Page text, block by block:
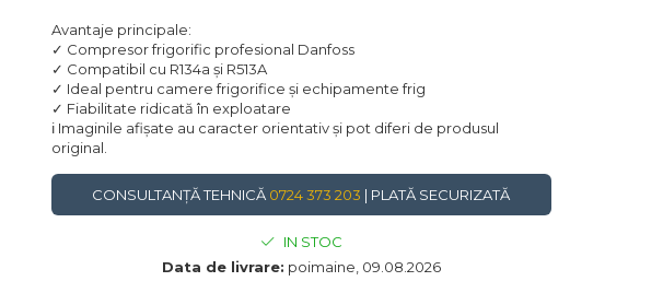
Avantaje principale:
✓ Compresor frigorific profesional Danfoss
✓ Compatibil cu R134a și R513A
✓ Ideal pentru camere frigorifice și echipamente frig
✓ Fiabilitate ridicată în exploatare
ℹ️ Imaginile afișate au caracter orientativ și pot diferi de produsul
original.
CONSULTANȚĂ TEHNICĂ 0724 373 203 | PLATĂ SECURIZATĂ
IN STOC
Data de livrare: poimaine, 09.08.2026